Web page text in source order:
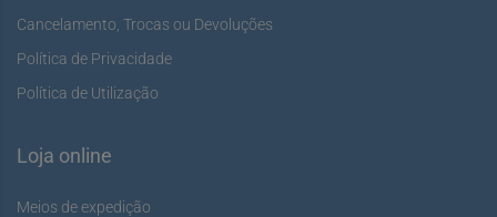
Cancelamento, Trocas ou Devoluções
Política de Privacidade
Política de Utilização
Loja online
Meios de expedição